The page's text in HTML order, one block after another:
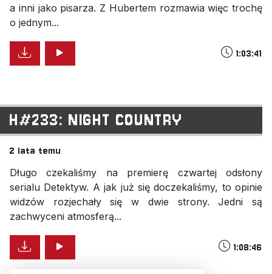
a inni jako pisarza. Z Hubertem rozmawia więc trochę
o jednym...
1:03:41
H#233: NIGHT COUNTRY
2 lata temu
Długo czekaliśmy na premierę czwartej odsłony
serialu Detektyw. A jak już się doczekaliśmy, to opinie
widzów rozjechały się w dwie strony. Jedni są
zachwyceni atmosferą...
1:08:46